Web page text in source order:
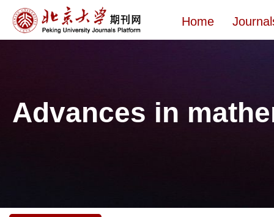
Home
Advances in